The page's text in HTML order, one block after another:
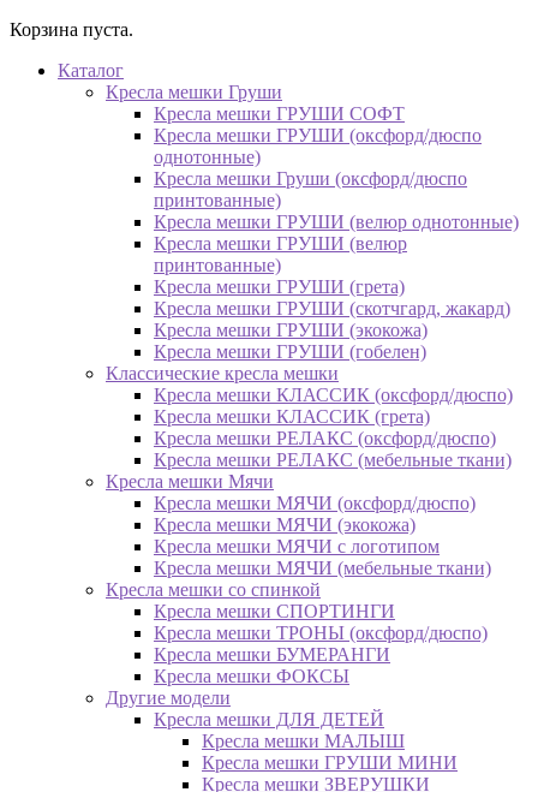
Корзина пуста.
Каталог
Кресла мешки Груши
Кресла мешки ГРУШИ СОФТ
Кресла мешки ГРУШИ (оксфорд/дюспо
однотонные)
Кресла мешки Груши (оксфорд/дюспо
принтованные)
Кресла мешки ГРУШИ (велюр однотонные)
Кресла мешки ГРУШИ (велюр
принтованные)
Кресла мешки ГРУШИ (грета)
Кресла мешки ГРУШИ (скотчгард, жакард)
Кресла мешки ГРУШИ (экокожа)
Кресла мешки ГРУШИ (гобелен)
Классические кресла мешки
Кресла мешки КЛАССИК (оксфорд/дюспо)
Кресла мешки КЛАССИК (грета)
Креслa мешки РЕЛАКС (оксфорд/дюспо)
Креслa мешки РЕЛАКС (мебельные ткани)
Кресла мешки Мячи
Кресла мешки МЯЧИ (оксфорд/дюспо)
Кресла мешки МЯЧИ (экокожа)
Кресла мешки МЯЧИ с логотипом
Кресла мешки МЯЧИ (мебельные ткани)
Кресла мешки со спинкой
Кресла мешки СПОРТИНГИ
Кресла мешки ТРОНЫ (оксфорд/дюспо)
Кресла мешки БУМЕРАНГИ
Кресла мешки ФОКСЫ
Другие модели
Кресла мешки ДЛЯ ДЕТЕЙ
Кресла мешки МАЛЫШ
Кресла мешки ГРУШИ МИНИ
Кресла мешки ЗВЕРУШКИ